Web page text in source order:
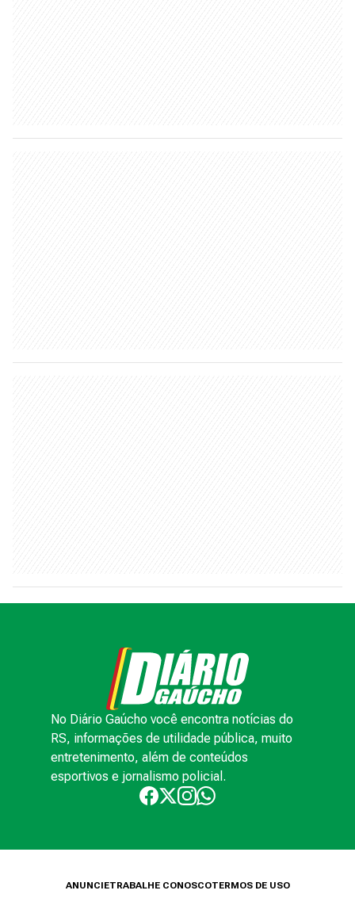
No Diário Gaúcho você encontra notícias do
RS, informações de utilidade pública, muito
entretenimento, além de conteúdos
esportivos e jornalismo policial.
ANUNCIETRABALHE CONOSCOTERMOS DE USO